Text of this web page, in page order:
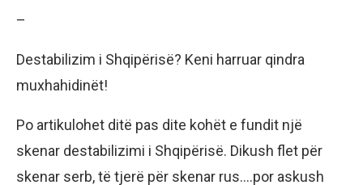
–
Destabilizim i Shqipërisë? Keni harruar qindra
muxhahidinët!
Po artikulohet ditë pas dite kohët e fundit një
skenar destabilizimi i Shqipërisë. Dikush flet për
skenar serb, të tjerë për skenar rus….por askush